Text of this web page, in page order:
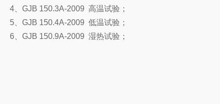
4、GJB 150.3A-2009 高温试验；
5、GJB 150.4A-2009 低温试验；
6、GJB 150.9A-2009 湿热试验；